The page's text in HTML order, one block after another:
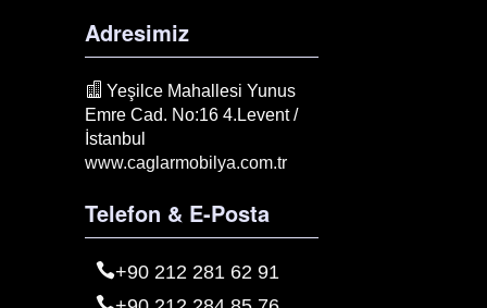
Adresimiz
Yeşilce Mahallesi Yunus
Emre Cad. No:16 4.Levent /
İstanbul
www.caglarmobilya.com.tr
Telefon & E-Posta
+90 212 281 62 91